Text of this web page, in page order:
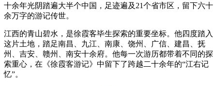
十余年光阴踏遍大半个中国，足迹遍及21个省市区，留下六十
余万字的游记传世。
江西的青山碧水，是徐霞客毕生探索的重要坐标。他四度踏入
这片土地，踏足南昌、九江、南康、饶州、广信、建昌、抚
州、吉安、赣州、南安十余府。他每一次游历都带着不同的探
索重心，在《徐霞客游记》中留下了跨越二十余年的“江右记
忆”。